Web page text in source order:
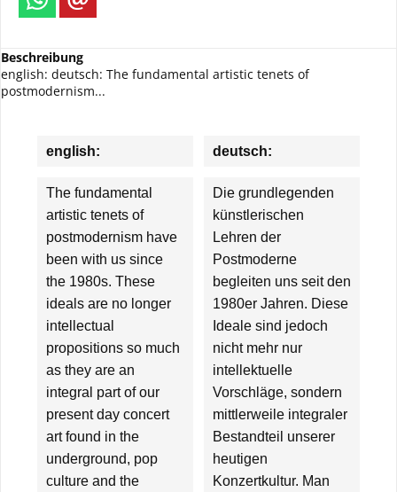
Beschreibung
english: deutsch: The fundamental artistic tenets of
postmodernism...
english: deutsch:
The fundamental
artistic tenets of
postmodernism have
been with us since
the 1980s. These
ideals are no longer
intellectual
propositions so much
as they are an
integral part of our
present day concert
art found in the
underground, pop
culture and the
Die grundlegenden
künstlerischen
Lehren der
Postmoderne
begleiten uns seit den
1980er Jahren. Diese
Ideale sind jedoch
nicht mehr nur
intellektuelle
Vorschläge, sondern
mittlerweile integraler
Bestandteil unserer
heutigen
Konzertkultur. Man